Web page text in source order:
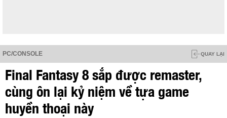
PC/CONSOLE QUAY LẠI
Final Fantasy 8 sắp được remaster,
cùng ôn lại kỷ niệm về tựa game
huyền thoại này